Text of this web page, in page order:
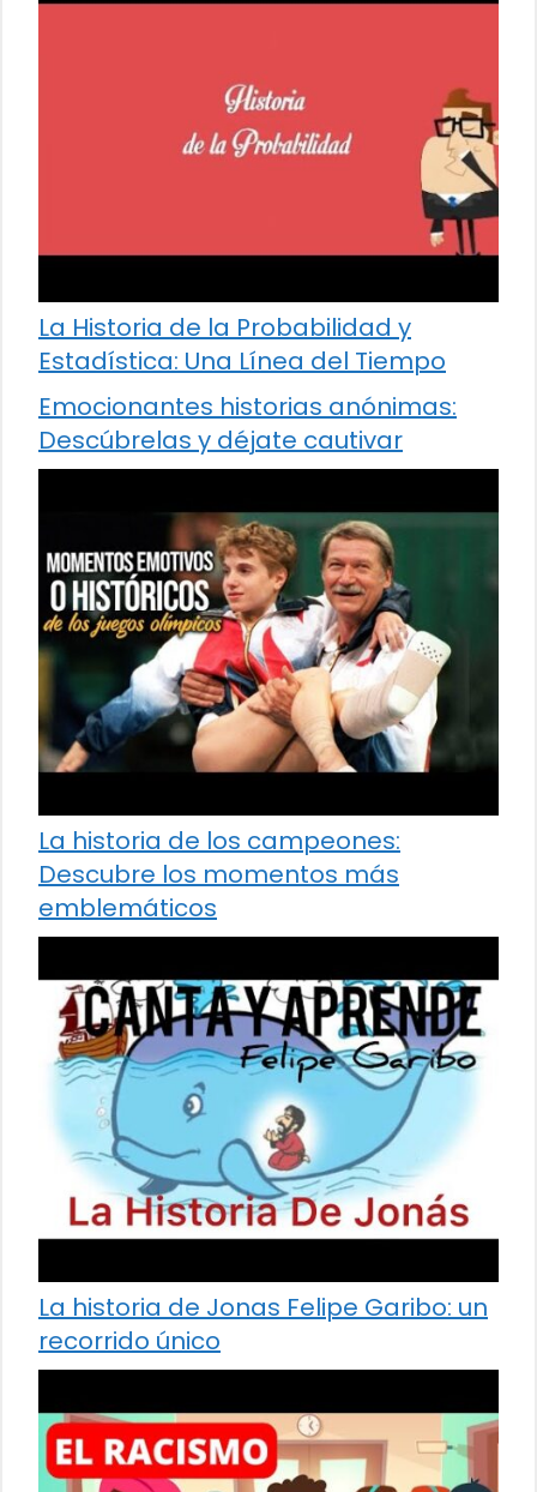
La Historia de la Probabilidad y
Estadística: Una Línea del Tiempo
Emocionantes historias anónimas:
Descúbrelas y déjate cautivar
La historia de los campeones:
Descubre los momentos más
emblemáticos
La historia de Jonas Felipe Garibo: un
recorrido único